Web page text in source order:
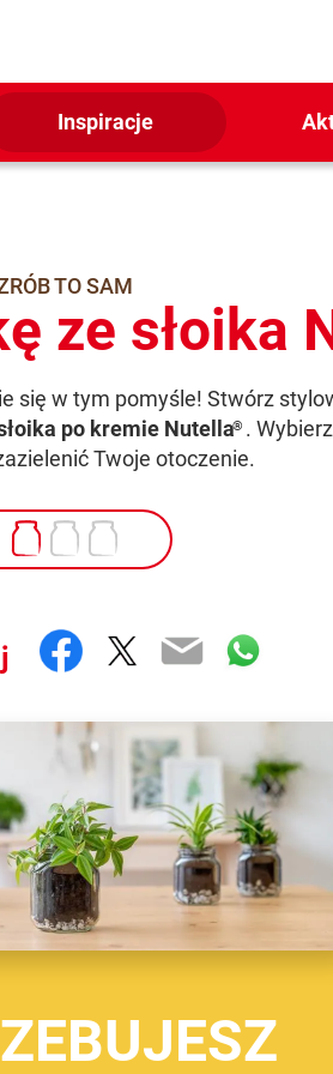
Inspiracje
TO SAM
ze słoika
się w tym pomyśle! Stwórz
po kremie Nutella® .
Twoje otoczenie.
Facebook
Twitter
Email